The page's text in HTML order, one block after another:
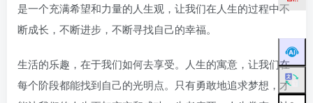
是一个充满希望和力量的人生观，让我们在人生的过程中不
断成长，不断进步，不断寻找自己的幸福。
生活的乐趣，在于我们如何去享受。人生的寓意，让我们在
每个阶段都能找到自己的光明点。只有勇敢地追求梦想，才